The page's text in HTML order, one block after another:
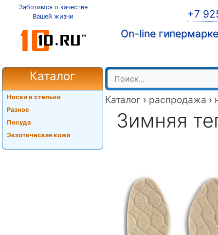
Заботимся о качестве
Вашей жизни
+7
On-line
Каталог
Носки и стельки
Разное
Посуда
Экзотическая кожа
Каталог › распродажа ›
Зимняя